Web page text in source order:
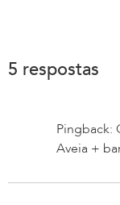
5 respostas
Pingback:
Aveia +